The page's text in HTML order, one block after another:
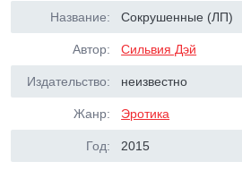
Название: Сокрушенные (ЛП)
Автор: Сильвия Дэй
Издательство: неизвестно
Жанр: Эротика
Год: 2015